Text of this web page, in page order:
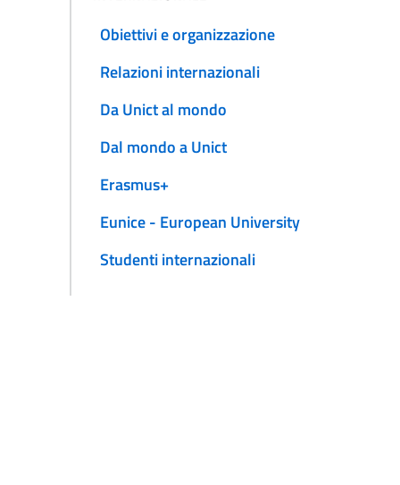
Obiettivi e organizzazione
Relazioni internazionali
Da Unict al mondo
Dal mondo a Unict
Erasmus+
Eunice - European University
Studenti internazionali